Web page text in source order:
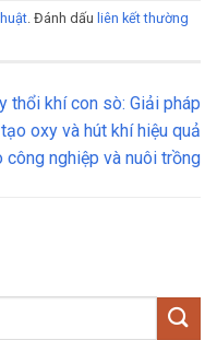
. Đánh dấu liên kết thường
thổi khí con sò: Giải pháp
tạo oxy và hút khí hiệu quả
công nghiệp và nuôi trồng